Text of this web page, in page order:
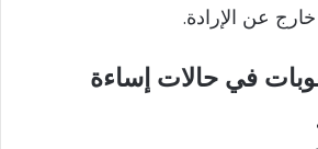
عن الإرادة.
في حالات إساءة